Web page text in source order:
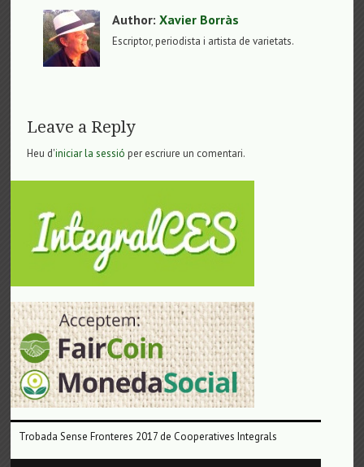
Author:Xavier Borràs
Escriptor, periodista i artista de varietats.
Leave a Reply
Heu d'iniciar la sessió per escriure un comentari.
Trobada Sense Fronteres 2017 de Cooperatives Integrals